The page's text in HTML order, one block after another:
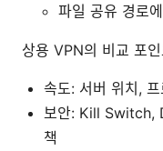
파일 공유 경로
상용 VPN의 비교 포
속도: 서버 위치,
보안: Kill Switch,
책